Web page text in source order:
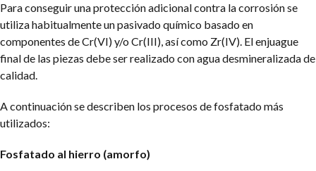
Para conseguir una protección adicional contra la corrosión se
utiliza habitualmente un pasivado químico basado en
componentes de Cr(VI) y/o Cr(III), así como Zr(IV). El enjuague
final de las piezas debe ser realizado con agua desmineralizada de
calidad.
A continuación se describen los procesos de fosfatado más
utilizados:
Fosfatado al hierro (amorfo)